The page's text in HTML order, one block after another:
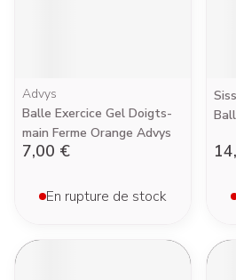
Advys
Balle Exercice Gel Doigts-
main Ferme Orange Advys
7,00 €
En rupture de stock